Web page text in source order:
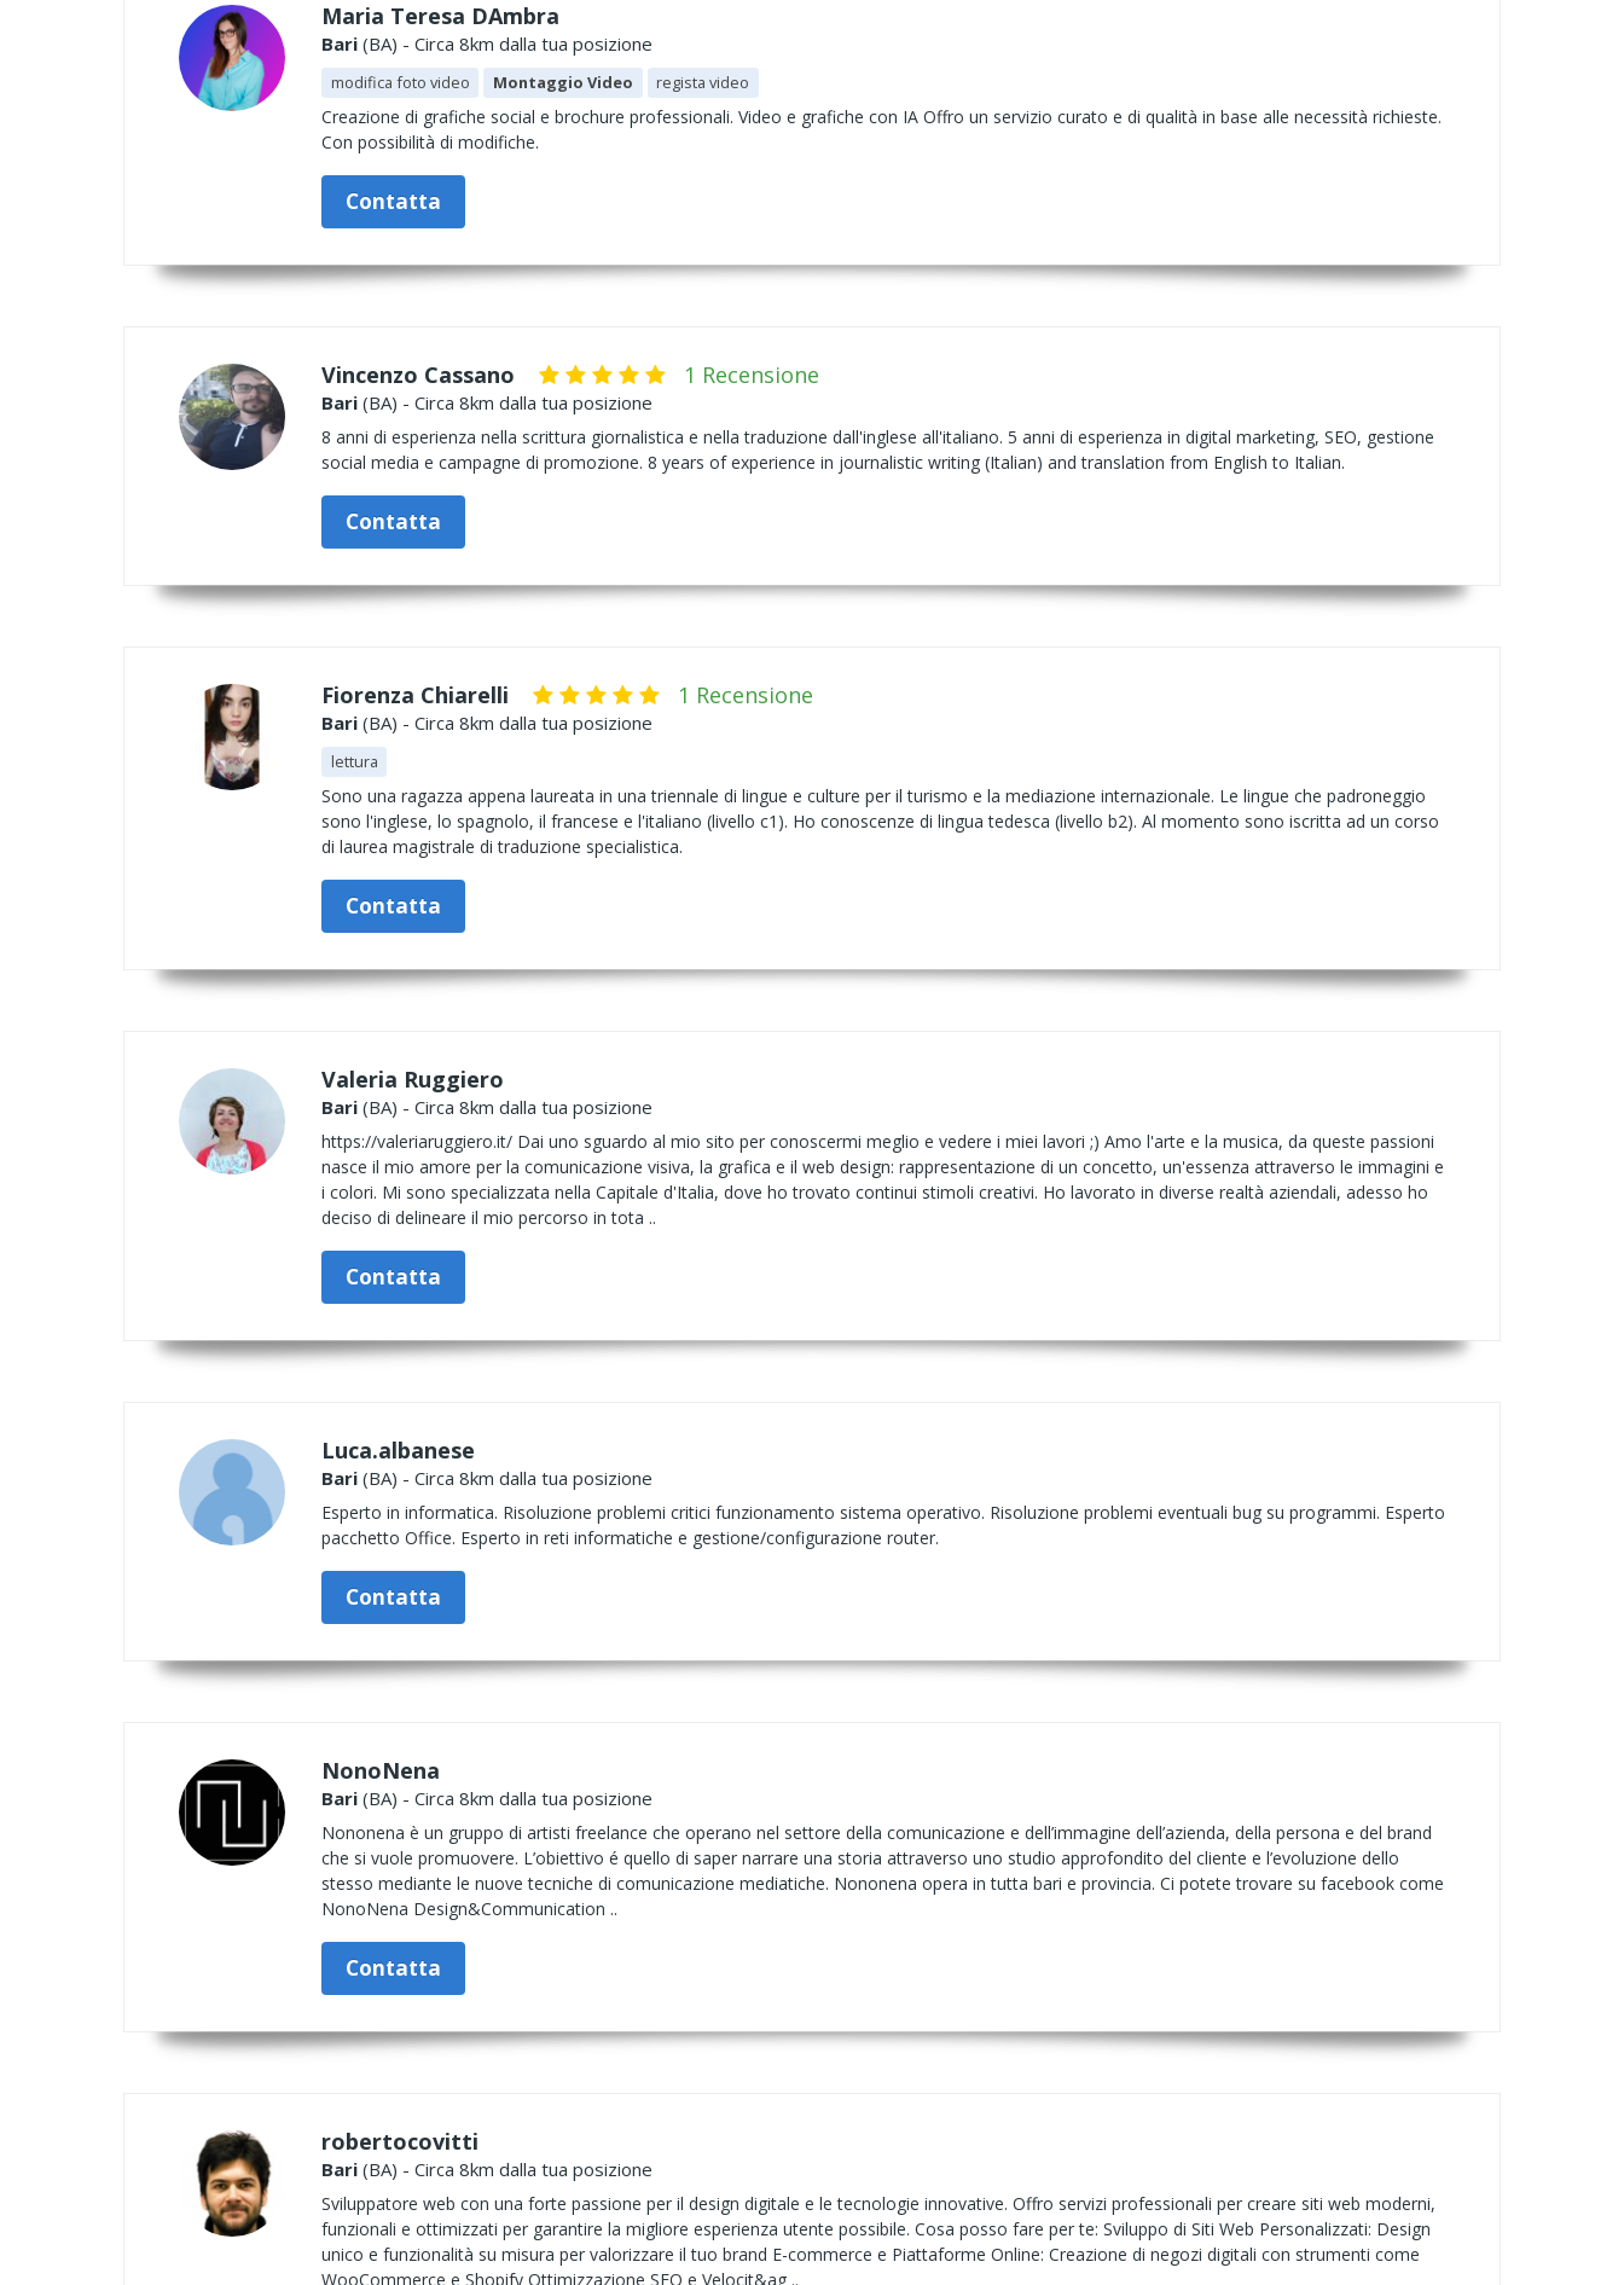
Maria Teresa DAmbra
Bari (BA) - Circa 8km dalla tua posizione
modifica foto video Montaggio Video regista video
Creazione di grafiche social e brochure professionali. Video e grafiche con IA Offro un servizio curato e di qualità in base alle necessità richieste.
Con possibilità di modifiche.
Contatta
Vincenzo Cassano 1 Recensione
Bari (BA) - Circa 8km dalla tua posizione
8 anni di esperienza nella scrittura giornalistica e nella traduzione dall'inglese all'italiano. 5 anni di esperienza in digital marketing, SEO, gestione
social media e campagne di promozione. 8 years of experience in journalistic writing (Italian) and translation from English to Italian.
Contatta
Fiorenza Chiarelli 1 Recensione
Bari (BA) - Circa 8km dalla tua posizione
lettura
Sono una ragazza appena laureata in una triennale di lingue e culture per il turismo e la mediazione internazionale. Le lingue che padroneggio
sono l'inglese, lo spagnolo, il francese e l'italiano (livello c1). Ho conoscenze di lingua tedesca (livello b2). Al momento sono iscritta ad un corso
di laurea magistrale di traduzione specialistica.
Contatta
Valeria Ruggiero
Bari (BA) - Circa 8km dalla tua posizione
https://valeriaruggiero.it/ Dai uno sguardo al mio sito per conoscermi meglio e vedere i miei lavori ;) Amo l'arte e la musica, da queste passioni
nasce il mio amore per la comunicazione visiva, la grafica e il web design: rappresentazione di un concetto, un'essenza attraverso le immagini e
i colori. Mi sono specializzata nella Capitale d'Italia, dove ho trovato continui stimoli creativi. Ho lavorato in diverse realtà aziendali, adesso ho
deciso di delineare il mio percorso in tota ..
Contatta
Luca.albanese
Bari (BA) - Circa 8km dalla tua posizione
Esperto in informatica. Risoluzione problemi critici funzionamento sistema operativo. Risoluzione problemi eventuali bug su programmi. Esperto
pacchetto Office. Esperto in reti informatiche e gestione/configurazione router.
Contatta
NonoNena
Bari (BA) - Circa 8km dalla tua posizione
Nononena è un gruppo di artisti freelance che operano nel settore della comunicazione e dell’immagine dell’azienda, della persona e del brand
che si vuole promuovere. L’obiettivo é quello di saper narrare una storia attraverso uno studio approfondito del cliente e l’evoluzione dello
stesso mediante le nuove tecniche di comunicazione mediatiche. Nononena opera in tutta bari e provincia. Ci potete trovare su facebook come
NonoNena Design&Communication ..
Contatta
robertocovitti
Bari (BA) - Circa 8km dalla tua posizione
Sviluppatore web con una forte passione per il design digitale e le tecnologie innovative. Offro servizi professionali per creare siti web moderni,
funzionali e ottimizzati per garantire la migliore esperienza utente possibile. Cosa posso fare per te: Sviluppo di Siti Web Personalizzati: Design
unico e funzionalità su misura per valorizzare il tuo brand E-commerce e Piattaforme Online: Creazione di negozi digitali con strumenti come
WooCommerce e Shopify Ottimizzazione SEO e Velocit&ag ..